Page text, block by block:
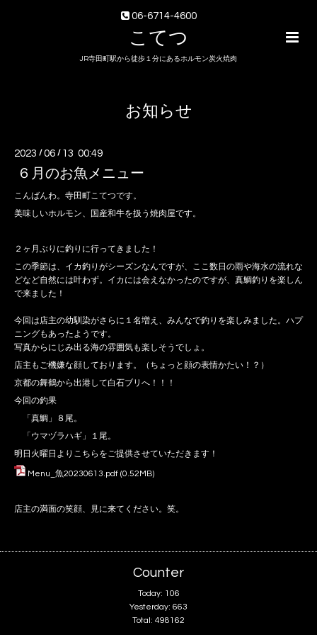
06-6714-4600
こてつ
JR寺田町駅から徒歩１分にあるホルモン炭火焼肉
お知らせ
2023 /06 / 13 00:49
６月のお魚メニュー
こんばんわ。寺田町こてつです。
美味しいホルモン、国産和牛を扱う焼肉屋です。
２ヶ月ぶりに釣りに行ってきました！
この季節は、イカ釣りがシーズンなんですが、ここ数日の雨や海水の流れな
どなど自然には叶わず。イカには会えなかったのですが、真鯛釣りを楽しん
で来ました！
今回は店主の幼馴染がさらに１名増え、みんなで釣りを楽しみました。ハプ
ニングもあったようです。
写真からにじみ出る海の雰囲気も楽しそうでしょ。
店主もご機嫌な顔しております。（ちょっと顔の表情かたい！？）
京都の舞鶴から出港して白石ブリへ！！！
今回の釣果
「真鯛」８尾。
「ウマヅラハギ」１尾。
明日火曜日よりこちらをご提供させていただきます！
Menu_魚20230613.pdf (0.52MB)
店主の満面の笑顔、見に来てください。笑。
Counter
Today: 106
Yesterday: 663
Total: 498162